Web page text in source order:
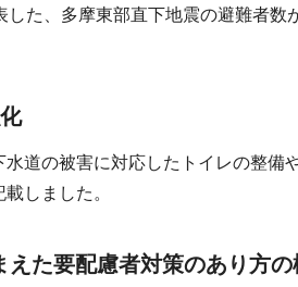
した、多摩東部直下地震の避難者
道の被害に対応したトイレの整
しました。
えた要配慮者対策のあり方の